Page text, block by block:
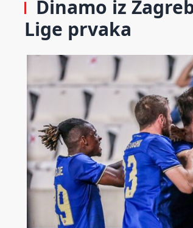
Dinamo iz
Lige prvaka